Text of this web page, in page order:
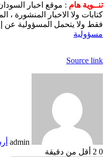
تنــوية هام : موقع اخبار
كتابات ولا الاخبار المنشورة
فقط ولا يتحمل المسؤولية عن
مسؤولية
Source link
admin
0
أقل من دقيقة